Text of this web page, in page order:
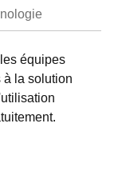
équipes
à la solution